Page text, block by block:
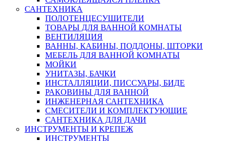
САНТЕХНИКА
ПОЛОТЕНЦЕСУШИТЕЛИ
ТОВАРЫ ДЛЯ ВАННОЙ КОМНАТЫ
ВЕНТИЛЯЦИЯ
ВАННЫ, КАБИНЫ, ПОДДОНЫ, ШТОРКИ
МЕБЕЛЬ ДЛЯ ВАННОЙ КОМНАТЫ
МОЙКИ
УНИТАЗЫ, БАЧКИ
ИНСТАЛЛЯЦИИ, ПИССУАРЫ, БИДЕ
РАКОВИНЫ ДЛЯ ВАННОЙ
ИНЖЕНЕРНАЯ САНТЕХНИКА
СМЕСИТЕЛИ И КОМПЛЕКТУЮЩИЕ
САНТЕХНИКА ДЛЯ ДАЧИ
ИНСТРУМЕНТЫ И КРЕПЕЖ
ИНСТРУМЕНТЫ